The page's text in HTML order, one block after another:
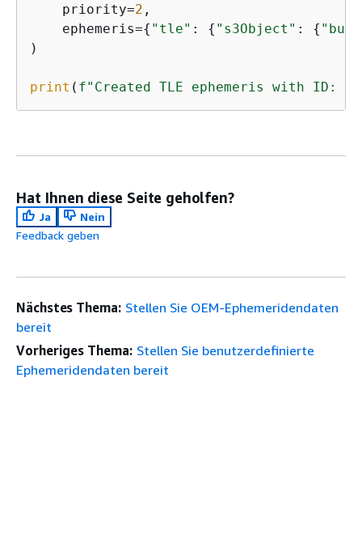
    priority=
2 ,
    ephemeris=
{ "tle" : { "s3Object" : {
)
print ( f"Created TLE ephemeris with ID:
Hat Ihnen diese Seite geholfen?
Ja
Nein
Feedback geben
Nächstes Thema: Stellen Sie OEM-Ephemeridendaten
bereit
Vorheriges Thema: Stellen Sie benutzerdefinierte
Ephemeridendaten bereit